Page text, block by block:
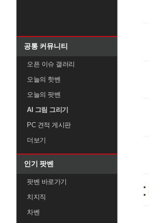
공통 커뮤니티
오픈 이슈 갤러리
오늘의 핫벤
오늘의 팟벤
AI 그림 그리기
PC 견적 게시판
더보기
인기 팟벤
팟벤 바로가기
치지직
차벤